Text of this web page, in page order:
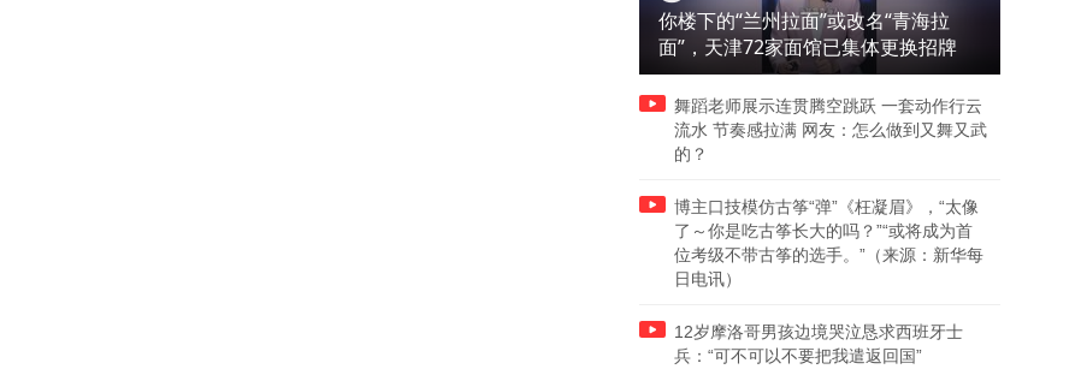
你楼下的“兰州拉面”或改名“青海拉
面”，天津72家面馆已集体更换招牌
舞蹈老师展示连贯腾空跳跃 一套动作行云
流水 节奏感拉满 网友：怎么做到又舞又武
的？
博主口技模仿古筝“弹”《枉凝眉》，“太像
了～你是吃古筝长大的吗？”“或将成为首
位考级不带古筝的选手。”（来源：新华每
日电讯）
12岁摩洛哥男孩边境哭泣恳求西班牙士
兵：“可不可以不要把我遣返回国”